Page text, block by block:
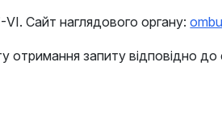
Сайт наглядового органу:
отримання запиту відповідно